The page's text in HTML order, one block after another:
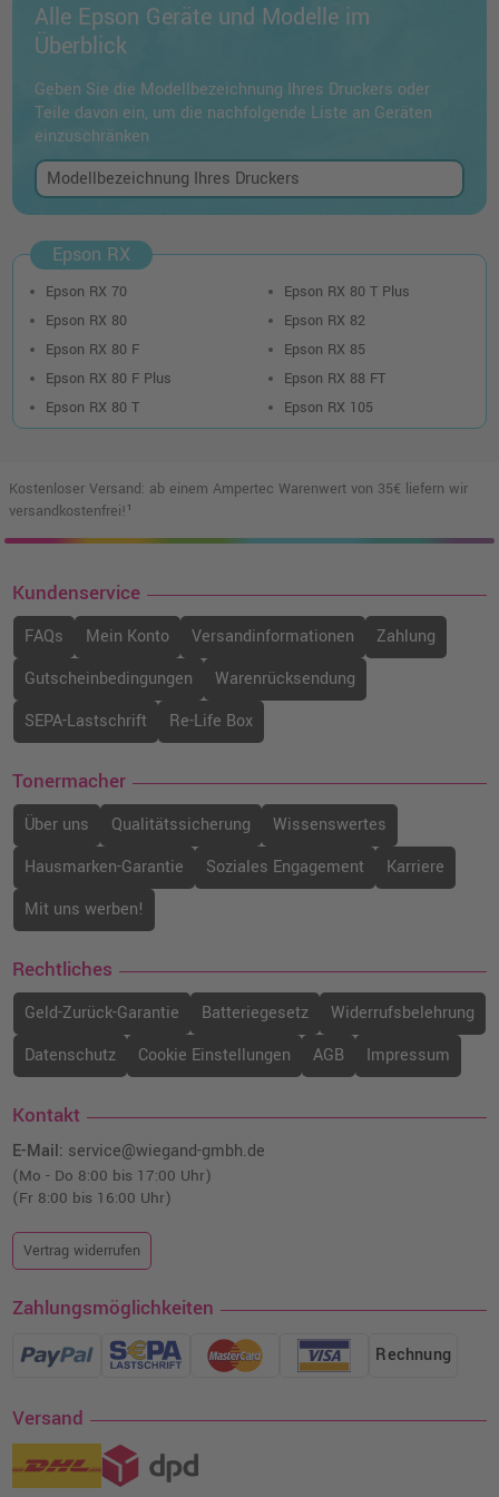
Alle Epson Geräte und Modelle im
Überblick
Geben Sie die Modellbezeichnung Ihres Druckers oder
Teile davon ein, um die nachfolgende Liste an Geräten
einzuschränken
Epson RX
Epson RX 70
Epson RX 80
Epson RX 80 F
Epson RX 80 F Plus
Epson RX 80 T
Epson RX 80 T Plus
Epson RX 82
Epson RX 85
Epson RX 88 FT
Epson RX 105
Kostenloser Versand: ab einem Ampertec Warenwert von 35€ liefern wir
versandkostenfrei!¹
Kundenservice
FAQs Mein Konto Versandinformationen
Zahlung
Gutscheinbedingungen
Warenrücksendung
SEPA-Lastschrift
Re-Life Box
Tonermacher
Über uns Qualitätssicherung
Wissenswertes
Hausmarken-Garantie
Soziales Engagement
Karriere
Mit uns werben!
Rechtliches
Geld-Zurück-Garantie Batteriegesetz
Widerrufsbelehrung
Datenschutz
Cookie Einstellungen AGB Impressum
Kontakt
E-Mail: service@wiegand-gmbh.de
(Mo - Do 8:00 bis 17:00 Uhr)
(Fr 8:00 bis 16:00 Uhr)
Vertrag widerrufen
Zahlungsmöglichkeiten
Rechnung
Versand